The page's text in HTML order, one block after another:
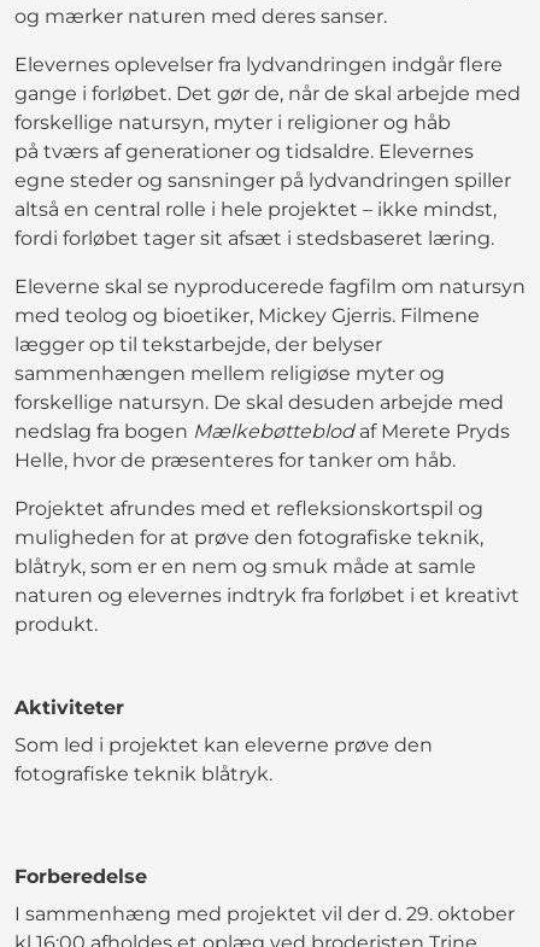
og mærker naturen med deres sanser.
Elevernes oplevelser fra lydvandringen indgår flere
gange i forløbet. Det gør de, når de skal arbejde med
forskellige natursyn, myter i religioner og håb
på tværs af generationer og tidsaldre. Elevernes
egne steder og sansninger på lydvandringen spiller
altså en central rolle i hele projektet – ikke mindst,
fordi forløbet tager sit afsæt i stedsbaseret læring.
Eleverne skal se nyproducerede fagfilm om natursyn
med teolog og bioetiker, Mickey Gjerris. Filmene
lægger op til tekstarbejde, der belyser
sammenhængen mellem religiøse myter og
forskellige natursyn. De skal desuden arbejde med
nedslag fra bogen Mælkebøtteblodaf Merete Pryds
Helle, hvor de præsenteres for tanker om håb.
Projektet afrundes med et refleksionskortspil og
muligheden for at prøve den fotografiske teknik,
blåtryk, som er en nem og smuk måde at samle
naturen og elevernes indtryk fra forløbet i et kreativt
produkt.
Aktiviteter
Som led i projektet kan eleverne prøve den
fotografiske teknik blåtryk.
Forberedelse
I sammenhæng med projektet vil der d. 29. oktober
kl 16:00 afholdes et oplæg ved broderisten Trine